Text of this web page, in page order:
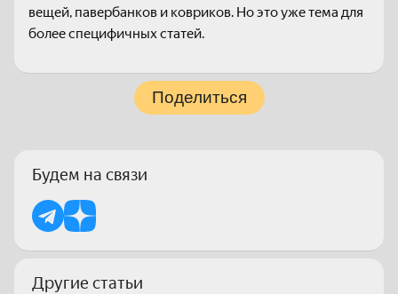
вещей, павербанков и ковриков. Но это уже тема для
более специфичных статей.
Поделиться
Будем на связи
Другие статьи